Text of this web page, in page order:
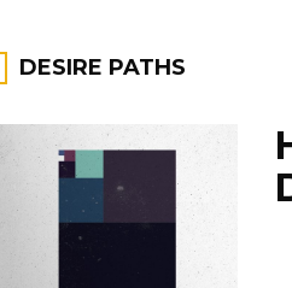
DESIRE PATHS
PROGRAMS